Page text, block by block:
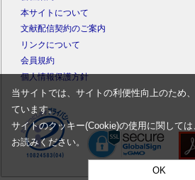
本サイトについて
文献配信契約のご案内
リンクについて
会員規約
個人情報保護方針
当サイトでは、サイトの利便性向上のため
ています。
サイトのクッキー(Cookie)の使用に関しては
お読みください。
OK